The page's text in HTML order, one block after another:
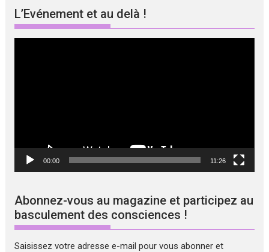
L’Evénement et au delà !
00:00 11:26
Abonnez-vous au magazine et participez au
basculement des consciences !
Saisissez votre adresse e-mail pour vous abonner et